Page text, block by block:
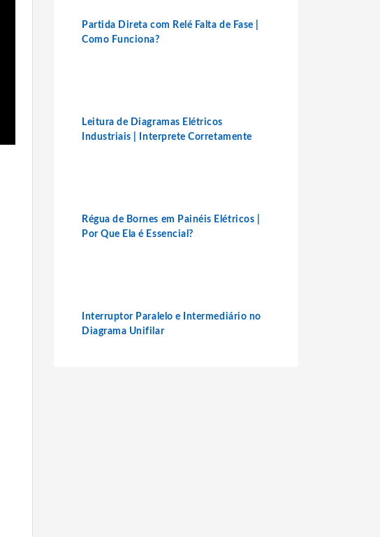
Partida Direta com Relé Falta de Fase |
Como Funciona?
Leitura de Diagramas Elétricos
Industriais | Interprete Corretamente
Régua de Bornes em Painéis Elétricos |
Por Que Ela é Essencial?
Interruptor Paralelo e Intermediário no
Diagrama Unifilar